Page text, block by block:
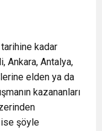
kadar
Ankara, Antalya,
elden ya da
kazananları
ise şöyle